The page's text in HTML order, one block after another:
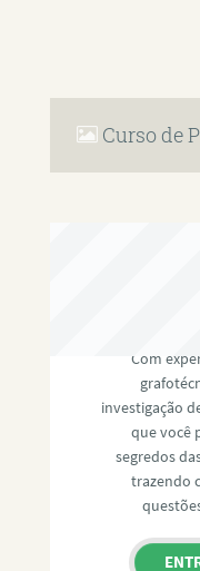
Curso de
Com
investigação
que você
segredos
trazendo